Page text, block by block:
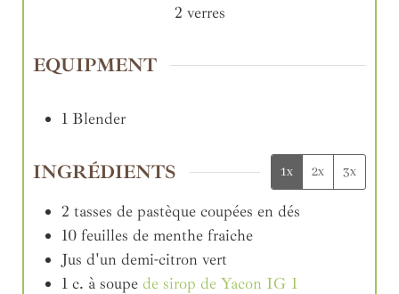
2 verres
EQUIPMENT
1 Blender
INGRÉDIENTS 1x 2x 3x
2 tasses de pastèque coupées en dés
10 feuilles de menthe fraiche
Jus d'un demi-citron vert
1 c. à soupe de sirop de Yacon IG 1